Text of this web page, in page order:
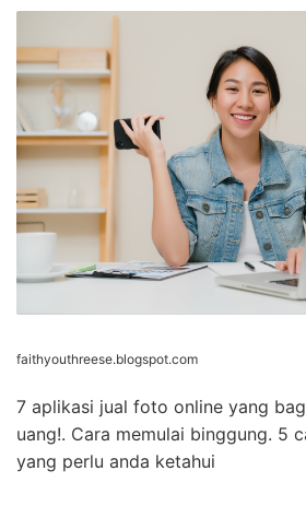
faithyouthreese.blogspot.com
7 aplikasi jual foto online yang
uang!. Cara memulai binggung. 5
yang perlu anda ketahui